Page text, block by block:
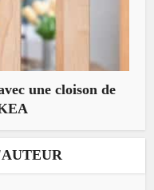
une cloison de